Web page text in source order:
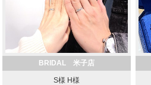
BRIDAL 米子店
S様 H様